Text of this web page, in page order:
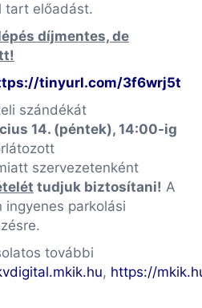
tart előadást.
díjmentes, de
tinyurl.com/3f6wrj5t
szándékát
14. (péntek), 14:00-ig
szervezetenként
tudjuk biztosítani! A
ingyenes parkolási
további
, https://